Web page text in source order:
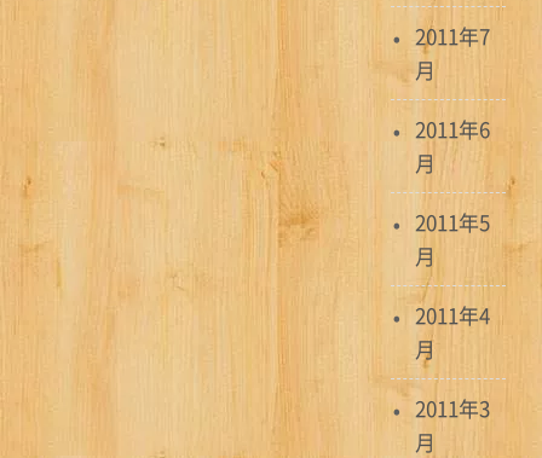
2011年7
月
2011年6
月
2011年5
月
2011年4
月
2011年3
月